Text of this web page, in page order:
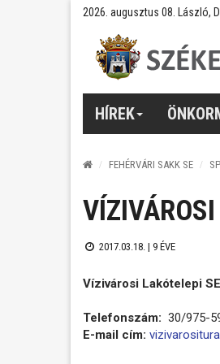
2026. augusztus 08. László,
HÍREK
FEHÉRVÁRI SAKK SE
2017.03.18. | 9 ÉVE
Vízivárosi Lakótelepi SE
Telefonszám: 30/975-
E-mail cím: